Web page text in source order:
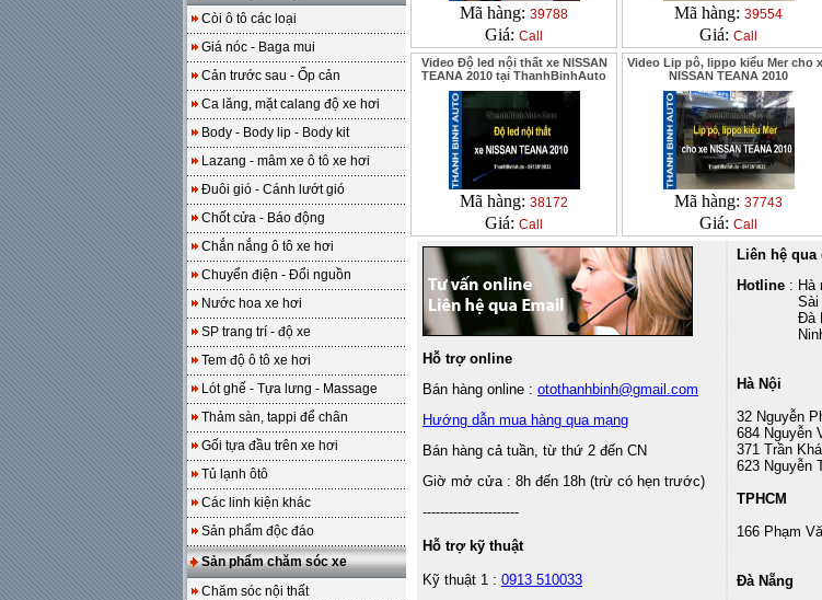
Còi ô tô các loại
Giá nóc - Baga mui
Cản trước sau - Ốp cản
Ca lăng, mặt calang độ xe hơi
Body - Body lip - Body kit
Lazang - mâm xe ô tô xe hơi
Đuôi gió - Cánh lướt gió
Chốt cửa - Báo động
Chắn nắng ô tô xe hơi
Chuyển điện - Đổi nguồn
Nước hoa xe hơi
SP trang trí - độ xe
Tem độ ô tô xe hơi
Lót ghế - Tựa lưng - Massage
Thảm sàn, tappi để chân
Gối tựa đầu trên xe hơi
Tủ lạnh ôtô
Các linh kiện khác
Sản phẩm độc đáo
Sản phẩm chăm sóc xe
Chăm sóc nội thất
Mã hàng: 39788
Giá: Call
Mã hàng: 39554
Giá: Call
Video Độ led nội thất xe NISSAN
TEANA 2010 tại ThanhBinhAuto
Mã hàng: 38172
Giá: Call
Video Lip pô, lippo kiểu Mer cho
NISSAN TEANA 2010
Mã hàng: 37743
Giá: Call
Hỗ trợ online
Bán hàng online : otothanhbinh@gmail.com
Hướng dẫn mua hàng qua mạng
Bán hàng cả tuần, từ thứ 2 đến CN
Giờ mở cửa : 8h đến 18h (trừ có hẹn trước)
----------------------
Hỗ trợ kỹ thuật
Kỹ thuật 1 : 0913 510033
Liên hệ qua
Hotline :
Sài
Đà
Ninh
Hà Nội
32 Nguyễn
684 Nguyễn
371 Trần
623
TPHCM
166 Phạm
Đà Nẵng